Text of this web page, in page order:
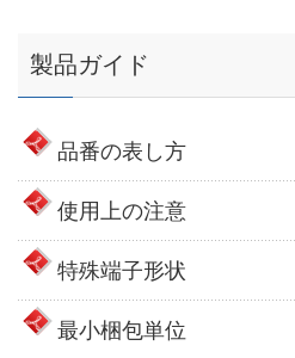
製品ガイド
品番の表し方
使用上の注意
特殊端子形状
最小梱包単位